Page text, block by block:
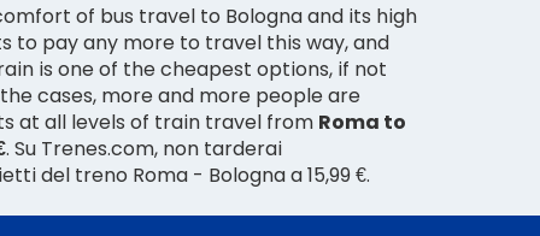
of bus travel to Bologna and its high
to pay any more to travel this way, and
is one of the cheapest options, if not
cases, more and more people are
at all levels of train travel from Roma to
. Su Trenes.com, non tarderai
del treno Roma - Bologna a 15,99 €.